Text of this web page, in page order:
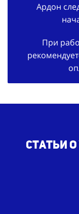
Ардон
При
Статьи